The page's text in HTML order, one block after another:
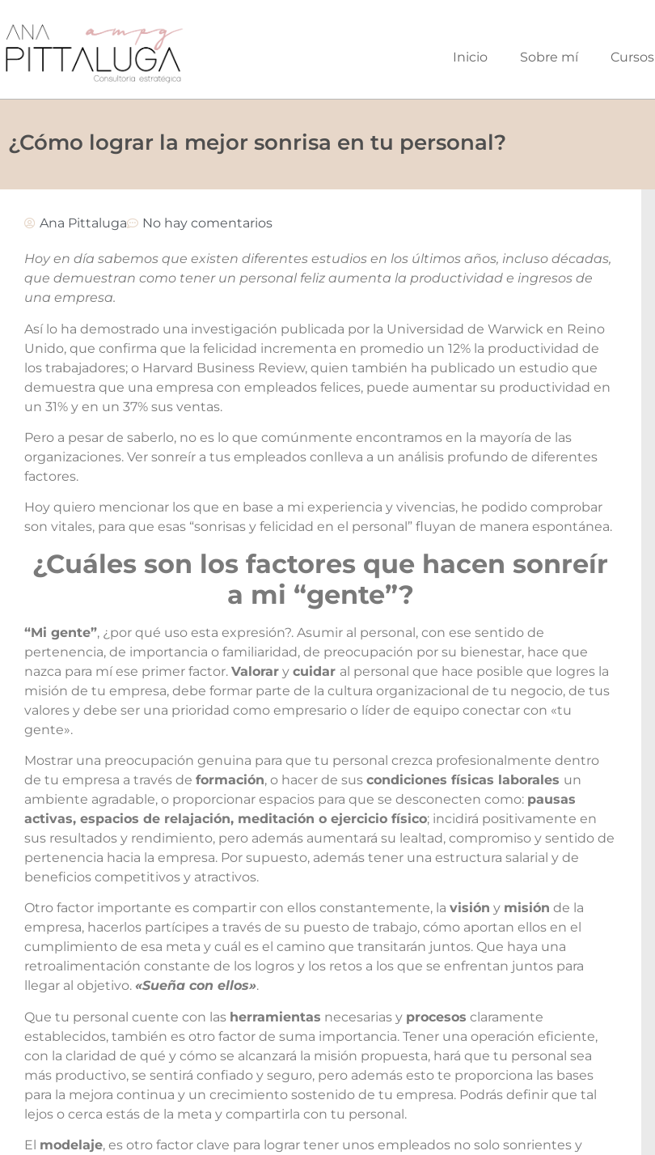
Inicio Sobre mí Cursos
¿Cómo lograr la mejor sonrisa en tu personal?
Ana Pittaluga No hay comentarios
Hoy en día sabemos que existen diferentes estudios en los últimos años, incluso décadas,
que demuestran como tener un personal feliz aumenta la productividad e ingresos de
una empresa.
Así lo ha demostrado una investigación publicada por la Universidad de Warwick en Reino
Unido, que confirma que la felicidad incrementa en promedio un 12% la productividad de
los trabajadores; o Harvard Business Review, quien también ha publicado un estudio que
demuestra que una empresa con empleados felices, puede aumentar su productividad en
un 31% y en un 37% sus ventas.
Pero a pesar de saberlo, no es lo que comúnmente encontramos en la mayoría de las
organizaciones. Ver sonreír a tus empleados conlleva a un análisis profundo de diferentes
factores.
Hoy quiero mencionar los que en base a mi experiencia y vivencias, he podido comprobar
son vitales, para que esas “sonrisas y felicidad en el personal” fluyan de manera espontánea.
¿Cuáles son los factores que hacen sonreír
a mi “gente”?
“Mi gente”, ¿por qué uso esta expresión?. Asumir al personal, con ese sentido de
pertenencia, de importancia o familiaridad, de preocupación por su bienestar, hace que
nazca para mí ese primer factor. Valorar y cuidar al personal que hace posible que logres la
misión de tu empresa, debe formar parte de la cultura organizacional de tu negocio, de tus
valores y debe ser una prioridad como empresario o líder de equipo conectar con «tu
gente».
Mostrar una preocupación genuina para que tu personal crezca profesionalmente dentro
de tu empresa a través de formación, o hacer de sus condiciones físicas laborales un
ambiente agradable, o proporcionar espacios para que se desconecten como: pausas
activas, espacios de relajación, meditación o ejercicio físico; incidirá positivamente en
sus resultados y rendimiento, pero además aumentará su lealtad, compromiso y sentido de
pertenencia hacia la empresa. Por supuesto, además tener una estructura salarial y de
beneficios competitivos y atractivos.
Otro factor importante es compartir con ellos constantemente, la visión y misión de la
empresa, hacerlos partícipes a través de su puesto de trabajo, cómo aportan ellos en el
cumplimiento de esa meta y cuál es el camino que transitarán juntos. Que haya una
retroalimentación constante de los logros y los retos a los que se enfrentan juntos para
llegar al objetivo. «Sueña con ellos».
Que tu personal cuente con las herramientas necesarias y procesos claramente
establecidos, también es otro factor de suma importancia. Tener una operación eficiente,
con la claridad de qué y cómo se alcanzará la misión propuesta, hará que tu personal sea
más productivo, se sentirá confiado y seguro, pero además esto te proporciona las bases
para la mejora continua y un crecimiento sostenido de tu empresa. Podrás definir que tal
lejos o cerca estás de la meta y compartirla con tu personal.
El modelaje, es otro factor clave para lograr tener unos empleados no solo sonrientes y